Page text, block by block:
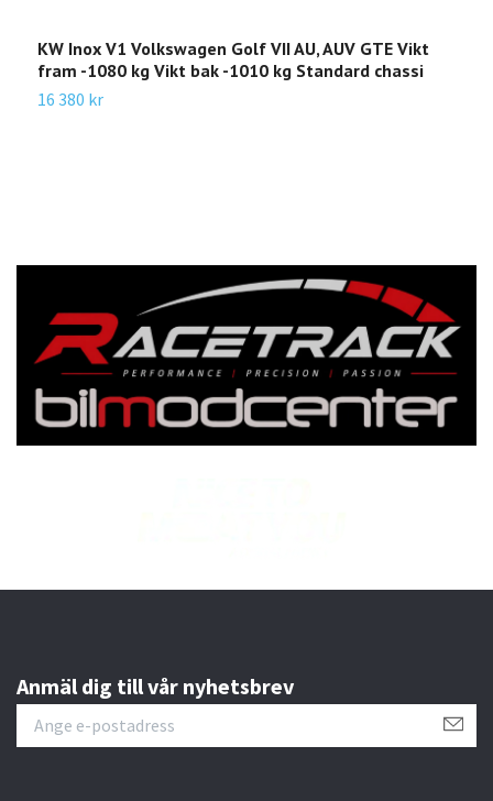
KW Inox V1 Volkswagen Golf VII AU, AUV GTE Vikt
fram -1080 kg Vikt bak -1010 kg Standard chassi
16 380 kr
Anmäl dig till vår nyhetsbrev